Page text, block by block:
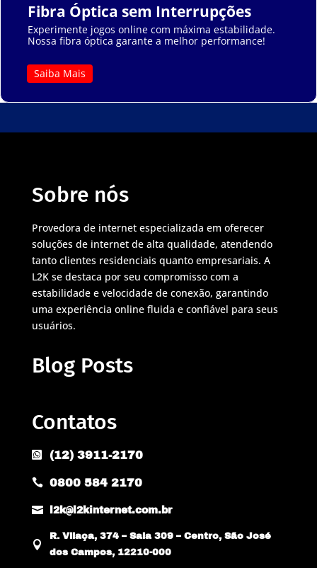
Fibra Óptica sem Interrupções
Experimente jogos online com máxima estabilidade.
Nossa fibra óptica garante a melhor performance!
Saiba Mais
Sobre nós
Provedora de internet especializada em oferecer
soluções de internet de alta qualidade, atendendo
tanto clientes residenciais quanto empresariais. A
L2K se destaca por seu compromisso com a
estabilidade e velocidade de conexão, garantindo
uma experiência online fluida e confiável para seus
usuários.
Blog Posts
Contatos
 (12) 3911-2170
 0800 584 2170
 l2k@l2kinternet.com.br

R. Vilaça, 374 – Sala 309 – Centro, São José
dos Campos, 12210-000